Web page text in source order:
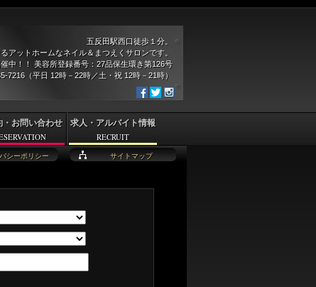
シーポリシー サイトマップ
五反田駅西口徒歩１分。
アットホームなネイル＆まつえくサロンです。
中！！ 美容所登録番号：27品保生環き第126号
（平日 12時－22時／土・祝 12時－21時）
・お問い合わせ 求人・アルバイト情報
RECRUIT